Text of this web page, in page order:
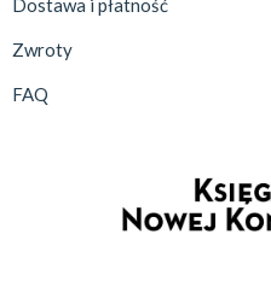
Dostawa i płatność
Zwroty
FAQ